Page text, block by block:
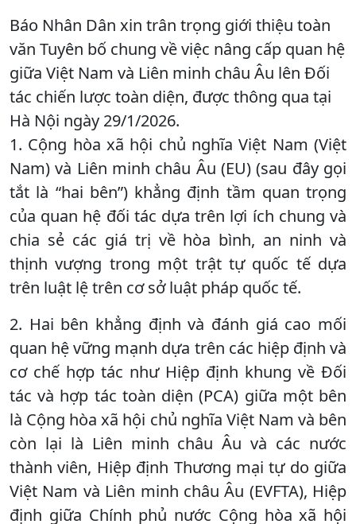
Báo Nhân Dân xin trân trọng giới thiệu toàn
văn Tuyên bố chung về việc nâng cấp quan hệ
giữa Việt Nam và Liên minh châu Âu lên Đối
tác chiến lược toàn diện, được thông qua tại
Hà Nội ngày 29/1/2026.
1. Cộng hòa xã hội chủ nghĩa Việt Nam (Việt
Nam) và Liên minh châu Âu (EU) (sau đây gọi
tắt là “hai bên”) khẳng định tầm quan trọng
của quan hệ đối tác dựa trên lợi ích chung và
chia sẻ các giá trị về hòa bình, an ninh và
thịnh vượng trong một trật tự quốc tế dựa
trên luật lệ trên cơ sở luật pháp quốc tế.
2. Hai bên khẳng định và đánh giá cao mối
quan hệ vững mạnh dựa trên các hiệp định và
cơ chế hợp tác như Hiệp định khung về Đối
tác và hợp tác toàn diện (PCA) giữa một bên
là Cộng hòa xã hội chủ nghĩa Việt Nam và bên
còn lại là Liên minh châu Âu và các nước
thành viên, Hiệp định Thương mại tự do giữa
Việt Nam và Liên minh châu Âu (EVFTA), Hiệp
định giữa Chính phủ nước Cộng hòa xã hội